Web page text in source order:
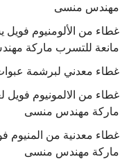
مهندس منسى
غطاء من الألومنيوم فويل
مانعة للتسرب ماركة
غطاء معدني لبرشمة
غطاء من الالمونيوم فويل
ماركة مهندس منسى
غطاء معدنية من المنيوم
ماركة مهندس منسى